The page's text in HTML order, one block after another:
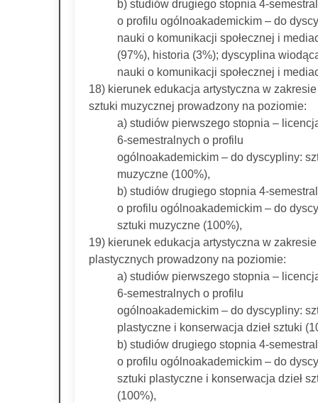
b) studiów drugiego stopnia 4-
o profilu ogólnoakademickim – do
nauki o komunikacji społecznej i
(97%), historia (3%); dyscyplina
nauki o komunikacji społecznej i
18) kierunek edukacja artystyczna w zakresie
sztuki muzycznej prowadzony na poziomie:
a) studiów pierwszego stopnia –
6-semestralnych o profilu
ogólnoakademickim – do dyscypliny:
muzyczne (100%),
b) studiów drugiego stopnia 4-
o profilu ogólnoakademickim – do
sztuki muzyczne (100%),
19) kierunek edukacja artystyczna w
plastycznych prowadzony na poziomie:
a) studiów pierwszego stopnia –
6-semestralnych o profilu
ogólnoakademickim – do dyscypliny:
plastyczne i konserwacja dzieł sztuki
b) studiów drugiego stopnia 4-
o profilu ogólnoakademickim – do
sztuki plastyczne i konserwacja dzieł
(100%),